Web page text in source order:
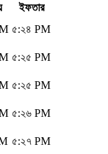
ইফতার
৫:২৪ PM
৫:২৫ PM
৫:২৫ PM
৫:২৬ PM
৫:২৭ PM